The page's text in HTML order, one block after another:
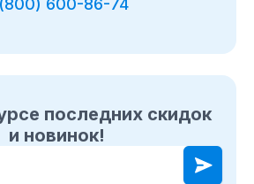
600-86-74
последних скидок
и новинок!